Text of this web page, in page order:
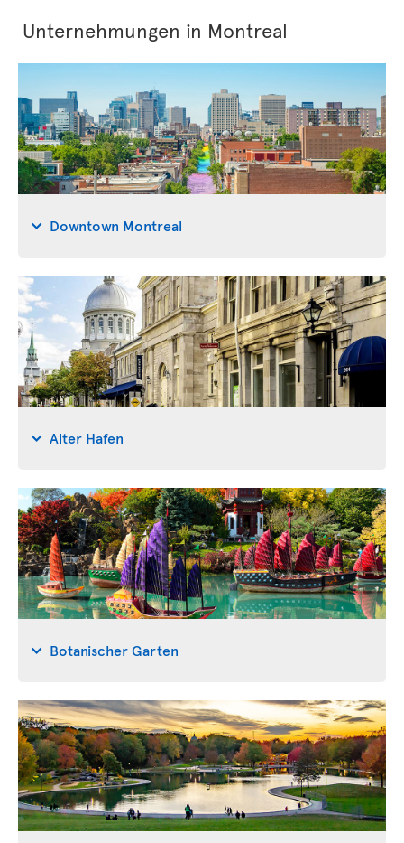
Unternehmungen in Montreal
Downtown Montreal
Alter Hafen
Botanischer Garten